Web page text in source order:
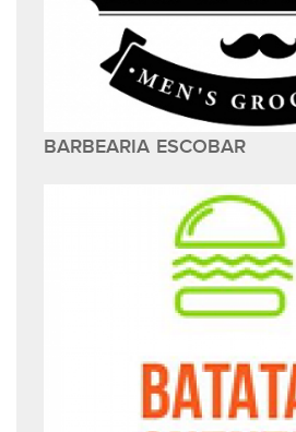
BARBEARIA ESCOBAR